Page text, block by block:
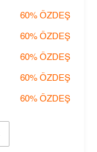
60% ÖZDEŞ
60% ÖZDEŞ
60% ÖZDEŞ
60% ÖZDEŞ
60% ÖZDEŞ